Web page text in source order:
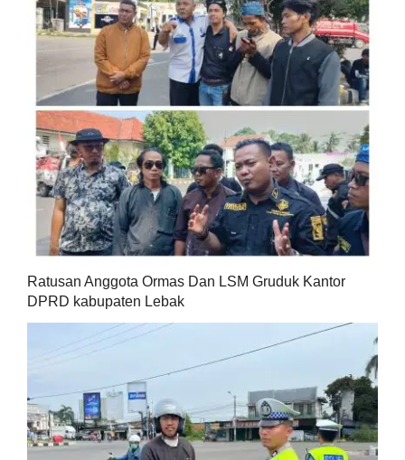
Ratusan Anggota Ormas Dan LSM Gruduk Kantor
DPRD kabupaten Lebak